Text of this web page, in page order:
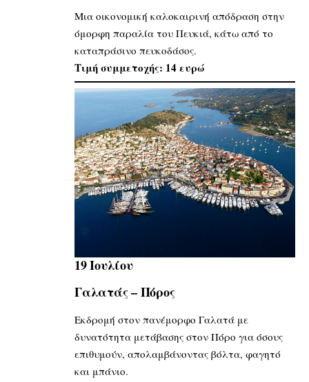
Μια οικονομική καλοκαιρινή απόδραση στην
όμορφη παραλία του Πευκιά, κάτω από το
καταπράσινο πευκοδάσος.
Τιμή συμμετοχής: 14 ευρώ
19 Ιουλίου
Γαλατάς – Πόρος
Εκδρομή στον πανέμορφο Γαλατά με
δυνατότητα μετάβασης στον Πόρο για όσους
επιθυμούν, απολαμβάνοντας βόλτα, φαγητό
και μπάνιο.